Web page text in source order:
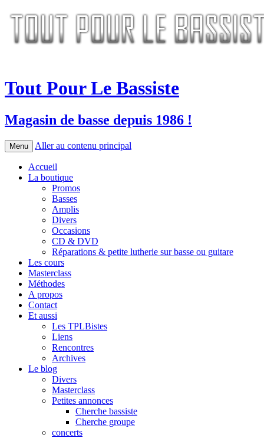
Tout Pour Le Bassiste
Magasin de basse depuis 1986 !
Menu Aller au contenu principal
Accueil
La boutique
Promos
Basses
Amplis
Divers
Occasions
CD & DVD
Réparations & petite lutherie sur basse ou guitare
Les cours
Masterclass
Méthodes
A propos
Contact
Et aussi
Les TPLBistes
Liens
Rencontres
Archives
Le blog
Divers
Masterclass
Petites annonces
Cherche bassiste
Cherche groupe
concerts